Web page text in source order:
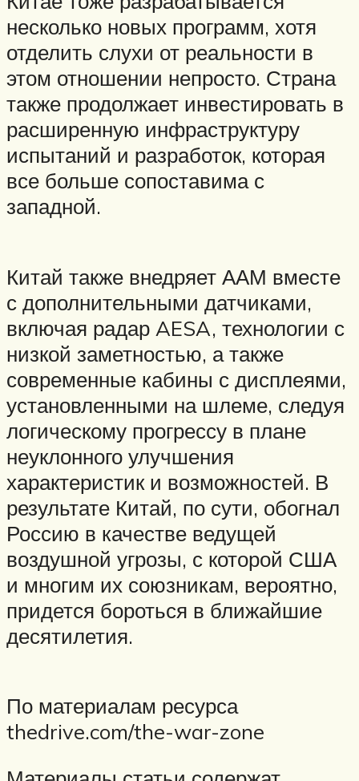
несколько новых программ, хотя
отделить слухи от реальности в
этом отношении непросто. Страна
также продолжает инвестировать в
расширенную инфраструктуру
испытаний и разработок, которая
все больше сопоставима с
западной.
Китай также внедряет ААМ вместе
с дополнительными датчиками,
включая радар AESA, технологии с
низкой заметностью, а также
современные кабины с дисплеями,
установленными на шлеме, следуя
логическому прогрессу в плане
неуклонного улучшения
характеристик и возможностей. В
результате Китай, по сути, обогнал
Россию в качестве ведущей
воздушной угрозы, с которой США
и многим их союзникам, вероятно,
придется бороться в ближайшие
десятилетия.
По материалам ресурса
thedrive.com/the-war-zone